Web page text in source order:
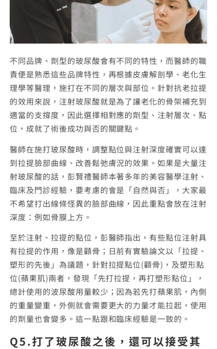
不同品牌、劑型的玻尿酸會有不同的特性，而醫師的職
責便是熟悉這些品牌特性，再根據皮膚解剖學、老化生
理學等醫理，施打在不同的層次與部位。針對抗老拉提
的效用來說，注射玻尿酸就是為了讓老化的骨架補充到
適當的支撐度，因此選擇相對應的劑型、注射層次、點
位，成就了術後成功與否的關鍵點。
醫師在施打玻尿酸時，調整點位與注射深度確實可以達
到拉提臉部曲線、改善鬆弛膚況的效果。如果是大量注
射玻尿酸的話，彭賢禮醫師本著多年的美容醫學注射、
臨床及門診經驗，要考慮的會是「自然與否」，大家最
不希望打出線條怪異的臉部曲線，因此重點會放在注射
深度：例如骨膜上方。
至於注射、拉提的點位，彭醫師指出，有些點位注射具
有拉提的作用，像是顴骨；日前有實驗論文以「拉提、
塑形的先後」為議題，針對拉提點位(顴骨)，及塑形點
位(蘋果肌)兩者，發現「先打拉提，再打塑形點位」，
總計使用的波尿酸用量較少；因為若先打蘋果肌，內側
的重量變重，外側就會需要更大的力量才能拉起，使用
的劑量也會變多。這一點跟和臨床經驗是一致的。
Q5.打了玻尿酸之後，還可以接受其